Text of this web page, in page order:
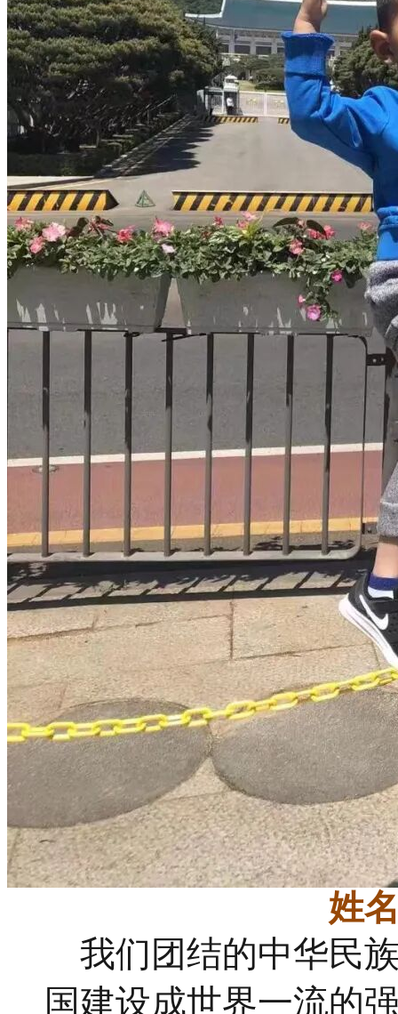
姓
我们团结的中华民族
国建设成世界一流的